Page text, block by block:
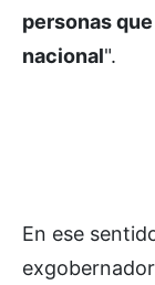
personas
nacional".
En ese